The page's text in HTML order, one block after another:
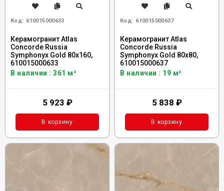
Код: 610015000633
Керамогранит Atlas
Concorde Russia
Symphonyx Gold 80x160,
610015000633
В наличии : 361 м²
5 923 ₽
В корзину
Код: 610015000637
Керамогранит Atlas
Concorde Russia
Symphonyx Gold 80x80,
610015000637
В наличии : 19 м²
5 838 ₽
В корзину